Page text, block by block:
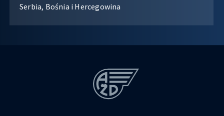
Serbia, Bośnia i Hercegowina